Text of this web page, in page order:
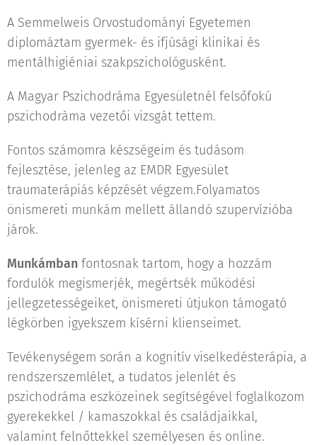
A Semmelweis Orvostudományi Egyetemen
diplomáztam gyermek- és ifjúsági klinikai és
mentálhigiéniai szakpszichológusként.
A Magyar Pszichodráma Egyesületnél felsőfokú
pszichodráma vezetői vizsgát tettem.
Fontos számomra készségeim és tudásom
fejlesztése, jelenleg az EMDR Egyesület
traumaterápiás képzését végzem.Folyamatos
önismereti munkám mellett állandó szupervízióba
járok.
Munkámban fontosnak tartom, hogy a hozzám
fordulók megismerjék, megértsék működési
jellegzetességeiket, önismereti útjukon támogató
légkörben igyekszem kísérni klienseimet.
Tevékenységem során a kognitív viselkedésterápia, a
rendszerszemlélet, a tudatos jelenlét és
pszichodráma eszközeinek segítségével foglalkozom
gyerekekkel / kamaszokkal és családjaikkal,
valamint felnőttekkel személyesen és online.